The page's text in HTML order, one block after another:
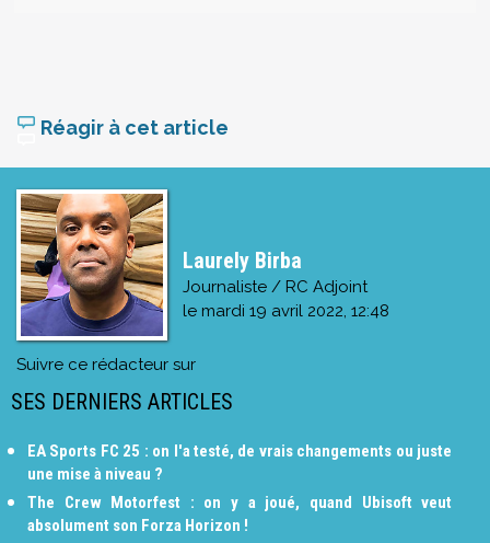
Réagir à cet article
Laurely Birba
Journaliste / RC Adjoint
le mardi 19 avril 2022, 12:48
Suivre ce rédacteur sur
SES DERNIERS ARTICLES
EA Sports FC 25 : on l'a testé, de vrais changements ou juste
une mise à niveau ?
The Crew Motorfest : on y a joué, quand Ubisoft veut
absolument son Forza Horizon !